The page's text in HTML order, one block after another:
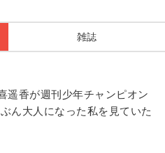
雑誌
遥香が週刊少年チャンピオン
ん大人になった私を見ていた